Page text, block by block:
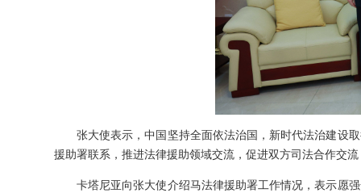
张大使表示，中国坚持全面依法治国，新时代法治建设
援助署联系，推进法律援助领域交流，促进双方司法合作交
卡塔尼亚向张大使介绍马法律援助署工作情况，表示愿